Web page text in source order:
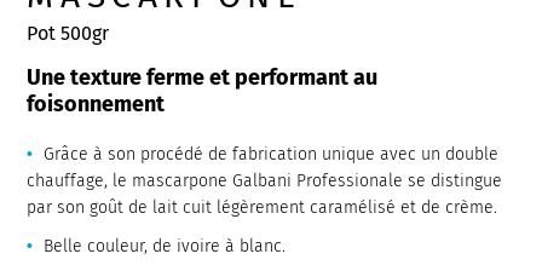
Pot 500gr
Une texture ferme et performant au
foisonnement
Grâce à son procédé de fabrication unique avec un double
chauffage, le mascarpone Galbani Professionale se distingue
par son goût de lait cuit légèrement caramélisé et de crème.
Belle couleur, de ivoire à blanc.